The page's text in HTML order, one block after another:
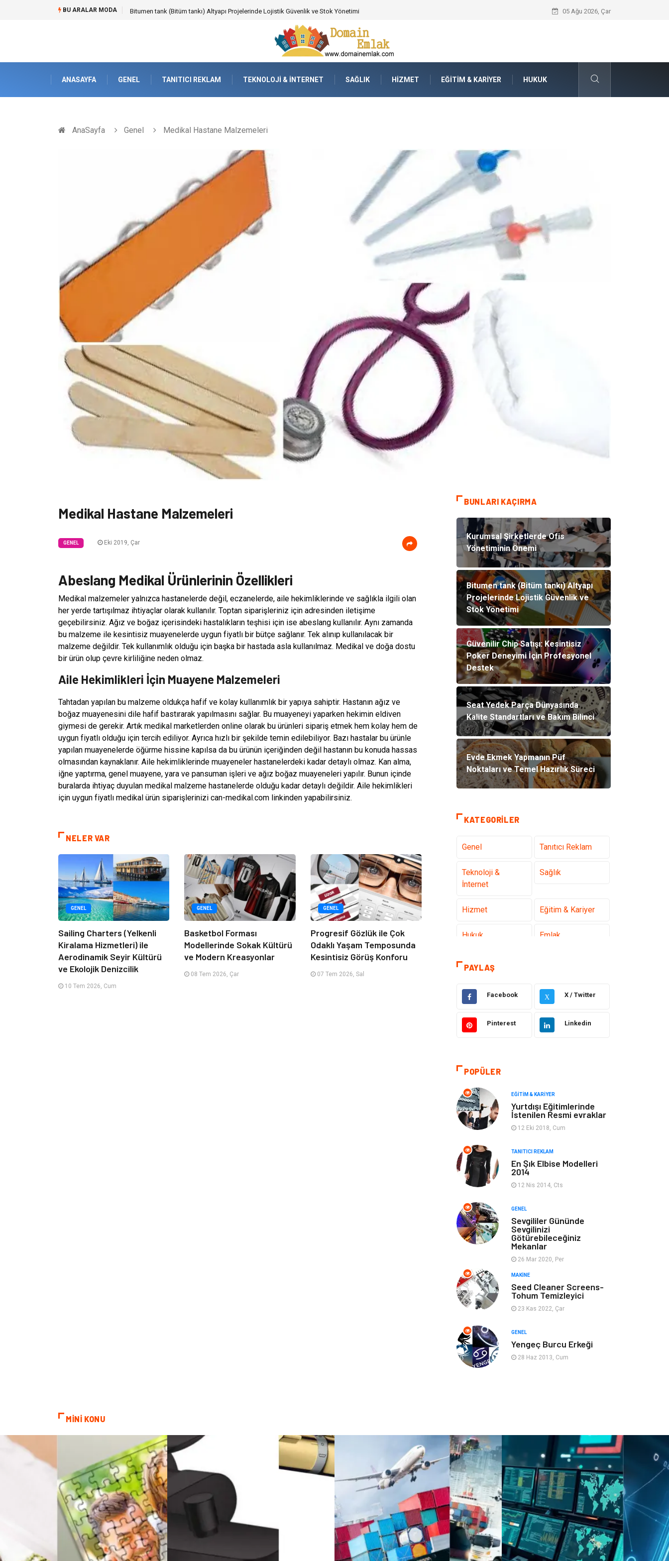
BU ARALAR MODA Bitumen tank (Bitüm tankı) Altyapı Projelerinde Lojistik Güvenlik ve Stok Yönetimi Güvenilir Chip Satışı: Kesintisiz Poker
05 Ağu 2026, Çar
ANASAYFA GENEL TANITICI REKLAM TEKNOLOJI & İNTERNET SAĞLIK HIZMET EĞITIM & KARIYER HUKUK
AnaSayfa Genel Medikal Hastane Malzemeleri
Medikal Hastane Malzemeleri
GENEL Eki 2019, Çar
Abeslang Medikal Ürünlerinin Özellikleri
Medikal malzemeler yalnızca hastanelerde değil, eczanelerde, aile hekimliklerinde ve sağlıkla ilgili olan
her yerde tartışılmaz ihtiyaçlar olarak kullanılır. Toptan siparişleriniz için adresinden iletişime
geçebilirsiniz. Ağız ve boğaz içerisindeki hastalıkların teşhisi için ise abeslang kullanılır. Aynı zamanda
bu malzeme ile kesintisiz muayenelerde uygun fiyatlı bir bütçe sağlanır. Tek alınıp kullanılacak bir
malzeme değildir. Tek kullanımlık olduğu için başka bir hastada asla kullanılmaz. Medikal ve doğa dostu
bir ürün olup çevre kirliliğine neden olmaz.
Aile Hekimlikleri İçin Muayene Malzemeleri
Tahtadan yapılan bu malzeme oldukça hafif ve kolay kullanımlık bir yapıya sahiptir. Hastanın ağız ve
boğaz muayenesini dile hafif bastırarak yapılmasını sağlar. Bu muayeneyi yaparken hekimin eldiven
giymesi de gerekir. Artık medikal marketlerden online olarak bu ürünleri sipariş etmek hem kolay hem de
uygun fiyatlı olduğu için tercih ediliyor. Ayrıca hızlı bir şekilde temin edilebiliyor. Bazı hastalar bu ürünle
yapılan muayenelerde öğürme hissine kapılsa da bu ürünün içeriğinden değil hastanın bu konuda hassas
olmasından kaynaklanır. Aile hekimliklerinde muayeneler hastanelerdeki kadar detaylı olmaz. Kan alma,
iğne yaptırma, genel muayene, yara ve pansuman işleri ve ağız boğaz muayeneleri yapılır. Bunun içinde
buralarda ihtiyaç duyulan medikal malzeme hastanelerde olduğu kadar detaylı değildir. Aile hekimlikleri
için uygun fiyatlı medikal ürün siparişlerinizi can-medikal.com linkinden yapabilirsiniz.
NELER VAR
GENEL
Sailing Charters (Yelkenli
Kiralama Hizmetleri) ile
Aerodinamik Seyir Kültürü
ve Ekolojik Denizcilik
10 Tem 2026, Cum
GENEL
Basketbol Forması
Modellerinde Sokak Kültürü
ve Modern Kreasyonlar
08 Tem 2026, Çar
GENEL
Progresif Gözlük ile Çok
Odaklı Yaşam Temposunda
Kesintisiz Görüş Konforu
07 Tem 2026, Sal
BUNLARI KAÇIRMA
Kurumsal Şirketlerde Ofis
Yönetiminin Önemi
Bitumen tank (Bitüm tankı) Altyapı
Projelerinde Lojistik Güvenlik ve
Stok Yönetimi
Güvenilir Chip Satışı: Kesintisiz
Poker Deneyimi İçin Profesyonel
Destek
Seat Yedek Parça Dünyasında
Kalite Standartları ve Bakım Bilinci
Evde Ekmek Yapmanın Püf
Noktaları ve Temel Hazırlık Süreci
KATEGORILER
Genel Tanıtıcı Reklam
Teknoloji &
İnternet
Sağlık
Hizmet Eğitim & Kariyer
Hukuk Emlak
Otomotiv
Giyim Keyif & Hobi
Ev Dekorasyon Organizasyon
Finans & Ekonomi Tatil
Anne & Çocuk
Ev İşleri
Gençlik & Eğlence Aksesuar
Spor
Evlilik Rehberi
Astroloji
Kaçırmayın
sağlıklı beslenme Spor Malzemeleri
Bebek Giyim
Yazı Tahtaları Pet Malzemeleri
PAYLAŞ
Facebook X X / Twitter
Pinterest Linkedin
POPÜLER
EĞITIM & KARIYER
Yurtdışı Eğitimlerinde
İstenilen Resmi evraklar
12 Eki 2018, Cum
TANITICI REKLAM
En Şık Elbise Modelleri
2014
12 Nis 2014, Cts
GENEL
Sevgililer Gününde
Sevgilinizi
Götürebileceğiniz
Mekanlar
26 Mar 2020, Per
MAKINE
Seed Cleaner Screens-
Tohum Temizleyici
23 Kas 2022, Çar
GENEL
Yengeç Burcu Erkeği
28 Haz 2013, Cum
MİNİ KONU